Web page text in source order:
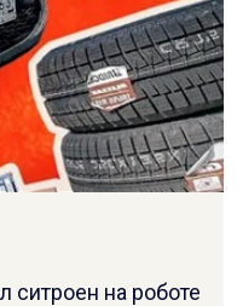
ситроен на роботе